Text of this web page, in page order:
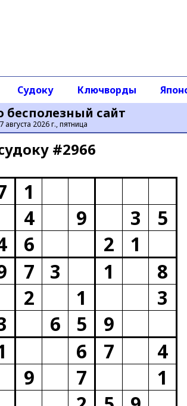
бесполезный сайт
августа 2026 г., пятница
Судоку Ключворды
#2966
1
4 9 3
5
6 2
1
7 3 1
8
2 1
3
6 5
9
6 7
4
9 7
1